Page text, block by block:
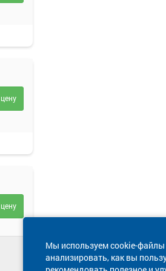
Мы используем cookie-файлы
анализировать, как вы
Техническая